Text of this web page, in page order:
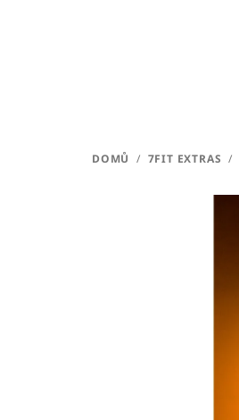
DOMŮ / 7FIT EXTRAS /